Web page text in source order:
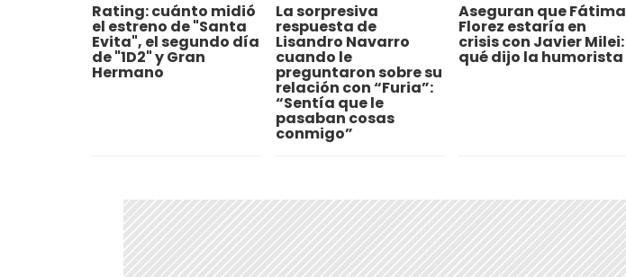
Rating: cuánto midió
el estreno de "Santa
Evita", el segundo día
de "1D2" y Gran
Hermano
La sorpresiva
respuesta de
Lisandro Navarro
cuando le
preguntaron sobre su
relación con “Furia”:
“Sentía que le
pasaban cosas
conmigo”
Aseguran que Fátima
Florez estaría en
crisis con Javier Milei:
qué dijo la humorista